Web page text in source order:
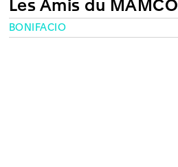
Les Amis du MAMCO
BONIFACIO